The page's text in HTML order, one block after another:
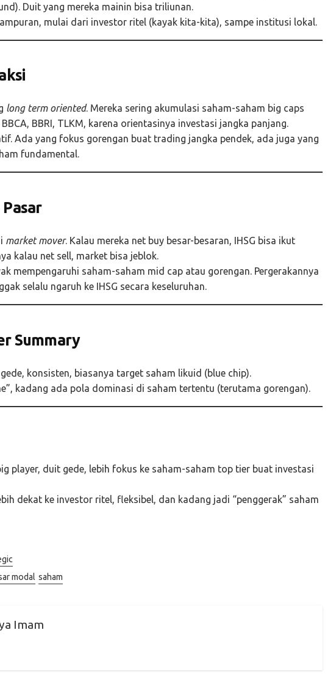
Duit yang mereka mainin bisa triliunan.
mulai dari investor ritel (kayak kita-kita), sampe institusi lokal.
long term oriented. Mereka sering akumulasi saham-saham big caps
BBRI, TLKM, karena orientasinya investasi jangka panjang.
Ada yang fokus gorengan buat trading jangka pendek, ada juga yang
fundamental.
market mover. Kalau mereka net buy besar-besaran, IHSG bisa ikut
kalau net sell, market bisa jeblok.
mempengaruhi saham-saham mid cap atau gorengan. Pergerakannya
selalu ngaruh ke IHSG secara keseluruhan.
Summary
konsisten, biasanya target saham likuid (blue chip).
kadang ada pola dominasi di saham tertentu (terutama gorengan).
player, duit gede, lebih fokus ke saham-saham top tier buat investasi
dekat ke investor ritel, fleksibel, dan kadang jadi “penggerak” saham
modal saham
Imam